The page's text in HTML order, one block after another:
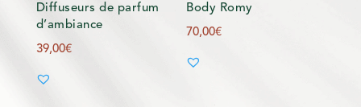
Diffuseurs de parfum
d’ambiance
39,00€
Body Romy
70,00€